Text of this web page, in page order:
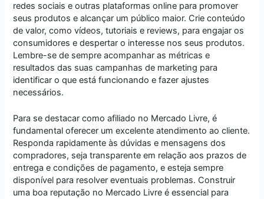
redes sociais e outras plataformas online para promover
seus produtos e alcançar um público maior. Crie conteúdo
de valor, como vídeos, tutoriais e reviews, para engajar os
consumidores e despertar o interesse nos seus produtos.
Lembre-se de sempre acompanhar as métricas e
resultados das suas campanhas de marketing para
identificar o que está funcionando e fazer ajustes
necessários.
Para se destacar como afiliado no Mercado Livre, é
fundamental oferecer um excelente atendimento ao cliente.
Responda rapidamente às dúvidas e mensagens dos
compradores, seja transparente em relação aos prazos de
entrega e condições de pagamento, e esteja sempre
disponível para resolver eventuais problemas. Construir
uma boa reputação no Mercado Livre é essencial para